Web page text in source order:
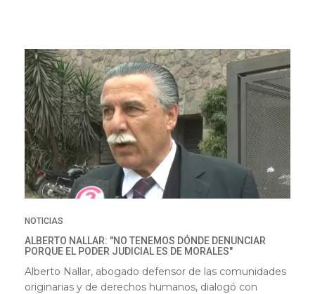
NOTICIAS
ALBERTO NALLAR: "NO TENEMOS DÓNDE DENUNCIAR
PORQUE EL PODER JUDICIAL ES DE MORALES"
Alberto Nallar, abogado defensor de las comunidades
originarias y de derechos humanos, dialogó con